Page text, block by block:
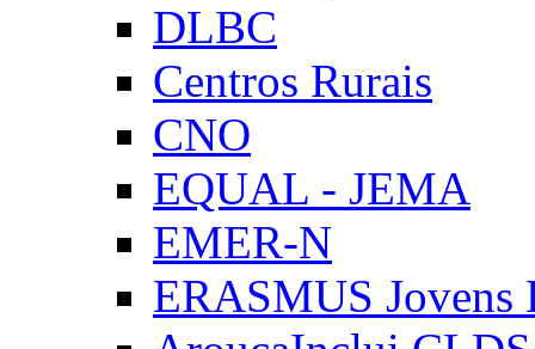
DLBC
Centros Rurais
CNO
EQUAL - JEMA
EMER-N
ERASMUS Jovens